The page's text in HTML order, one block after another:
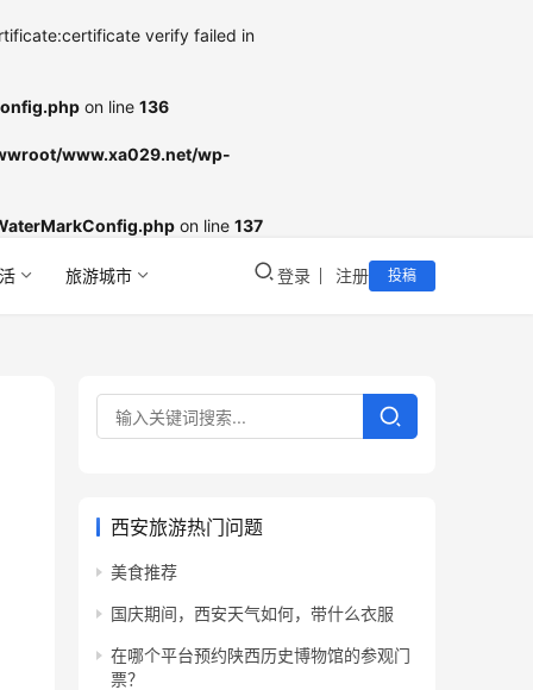
verify failed in
on line 136
www.xa029.net/wp-
on line 137
旅游城市 登录 注册 投稿
西安旅游热门问题
美食推荐
国庆期间，西安天气如何，带什么衣服
在哪个平台预约陕西历史博物馆的参观门
票？